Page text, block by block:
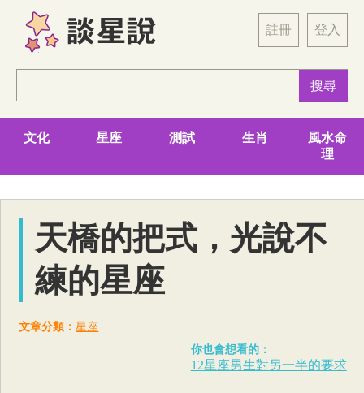
註冊 登入
文化 星座 測試 生肖
風水命
理
天橋的把式，光說不
練的星座
文章分類：星座
你也會想看的：
12星座男生對另一半的要求